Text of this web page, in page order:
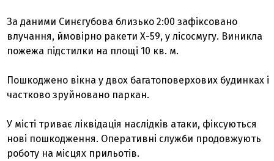
За даними Синєгубова близько 2:00 зафіксовано
влучання, ймовірно ракети Х-59, у лісосмугу. Виникла
пожежа підстилки на площі 10 кв. м.
Пошкоджено вікна у двох багатоповерхових будинках і
частково зруйновано паркан.
У місті триває ліквідація наслідків атаки, фіксуються
нові пошкодження. Оперативні служби продовжують
роботу на місцях прильотів.